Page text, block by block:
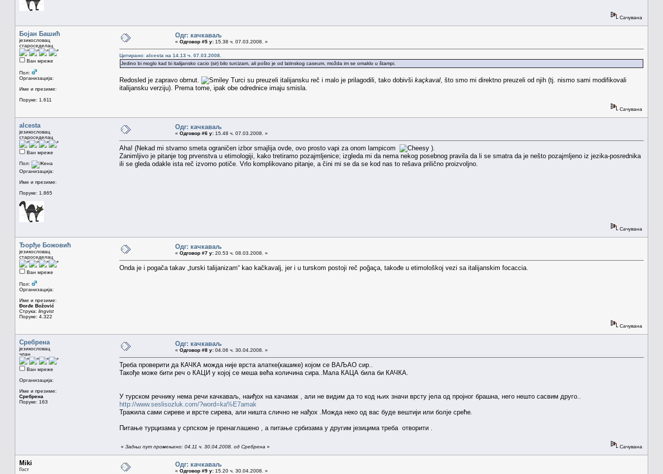
Сачувана
Бојан Башић
језикословац
староседелац
Ван мреже
Пол:
Организација:
Име и презиме:
Поруке: 1.611
Одг: качкаваљ
« Одговор #5 у: 15.38 ч. 07.03.2008. »
Цитирано: alcesta на 14.13 ч. 07.03.2008.
Jedino bi moglo kad bi italijansko cacio (sir) bilo turcizam, ali pošto je od latinskog caseum, možda im se omaklo u štampi.
Redosled je zapravo obrnut. Turci su preuzeli italijansku reč i malo je prilagodili, tako dobivši kaçkaval , što smo mi direktno preuzeli od njih (tj. nismo sami modifikovali
italijansku verziju). Prema tome, ipak obe odrednice imaju smisla.
Сачувана
alcesta
језикословац
староседелац
Ван мреже
Пол:
Организација:
Име и презиме:
Поруке: 1.865
Одг: качкаваљ
« Одговор #6 у: 15.48 ч. 07.03.2008. »
Aha! (Nekad mi stvarno smeta ograničen izbor smajlija ovde, ovo prosto vapi za onom lampicom
).
Zanimljivo je pitanje tog prvenstva u etimologiji, kako tretiramo pozajmljenice; izgleda mi da nema nekog posebnog pravila da li se smatra da je nešto pozajmljeno iz jezika-posrednika
ili se gleda odakle ista reč izvorno potiče. Vrlo komplikovano pitanje, a čini mi se da se kod nas to rešava prilično proizvoljno.
Сачувана
Ђорђе Божовић
језикословац
староседелац
Ван мреже
Пол:
Организација:
Име и презиме:
Đorđe Božović
Струка: lingvist
Поруке: 4.322
Одг: качкаваљ
« Одговор #7 у: 20.53 ч. 08.03.2008. »
Onda je i pogača takav „turski talijanizam“ kao kačkavalj, jer i u turskom postoji reč poğaça, takođe u etimološkoj vezi sa italijanskim focaccia.
Сачувана
Сребрена
језикословац
члан
Ван мреже
Организација:
Име и презиме:
Сребрена
Поруке: 163
Одг: качкаваљ
« Одговор #8 у: 04.06 ч. 30.04.2008. »
Треба проверити да КАЧКА можда није врста алатке(кашике) којом се ВАЉАО сир..
Такође може бити реч о КАЦИ у којој се меша већа количина сира..Мала КАЦА била би КАЧКА.
У турском речнику нема речи качкаваљ, наиђох на качамак , али не видим да то код њих значи врсту јела од пројног брашна, него нешто сасвим друго..
http://www.seslisozluk.com/?word=ka%E7amak
Тражила сами сиреве и врсте сирева, али ништа слично не нађох .Можда неко од вас буде вештији или болје среће.
Питање турцизама у српском је пренаглашено , а питање србизама у другим језицима треба отворити .
« Задњи пут промењено: 04.11 ч. 30.04.2008. од Сребрена » Сачувана
Miki
Гост
Одг: качкаваљ
« Одговор #9 у: 15.20 ч. 30.04.2008. »